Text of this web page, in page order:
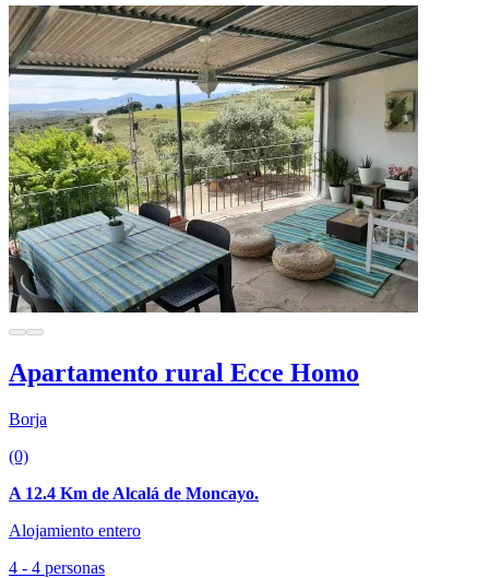
Apartamento rural Ecce Homo
Borja
(0)
A 12.4 Km de Alcalá de Moncayo.
Alojamiento entero
4 - 4 personas